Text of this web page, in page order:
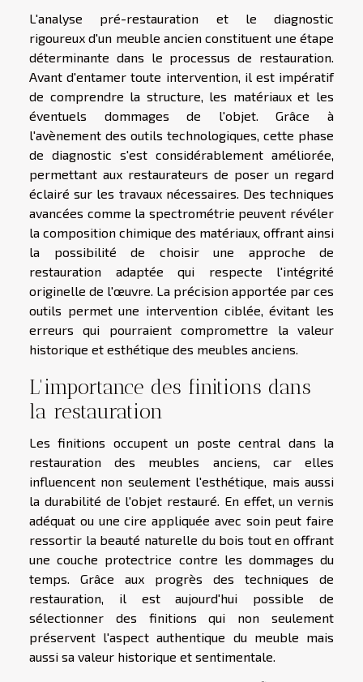
L'analyse pré-restauration et le diagnostic
rigoureux d'un meuble ancien constituent une étape
déterminante dans le processus de restauration.
Avant d'entamer toute intervention, il est impératif
de comprendre la structure, les matériaux et les
éventuels dommages de l'objet. Grâce à
l'avènement des outils technologiques, cette phase
de diagnostic s'est considérablement améliorée,
permettant aux restaurateurs de poser un regard
éclairé sur les travaux nécessaires. Des techniques
avancées comme la spectrométrie peuvent révéler
la composition chimique des matériaux, offrant ainsi
la possibilité de choisir une approche de
restauration adaptée qui respecte l'intégrité
originelle de l'œuvre. La précision apportée par ces
outils permet une intervention ciblée, évitant les
erreurs qui pourraient compromettre la valeur
historique et esthétique des meubles anciens.
L'importance des finitions dans
la restauration
Les finitions occupent un poste central dans la
restauration des meubles anciens, car elles
influencent non seulement l'esthétique, mais aussi
la durabilité de l'objet restauré. En effet, un vernis
adéquat ou une cire appliquée avec soin peut faire
ressortir la beauté naturelle du bois tout en offrant
une couche protectrice contre les dommages du
temps. Grâce aux progrès des techniques de
restauration, il est aujourd'hui possible de
sélectionner des finitions qui non seulement
préservent l'aspect authentique du meuble mais
aussi sa valeur historique et sentimentale.